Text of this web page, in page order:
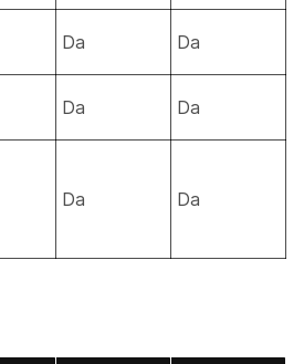
Da Da
Da Da
Da Da